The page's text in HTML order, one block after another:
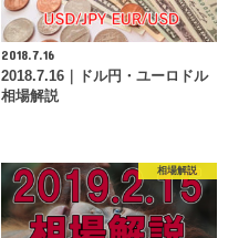
2018.7.16
2018.7.16｜ドル円・ユーロドル
相場解説
相場解説